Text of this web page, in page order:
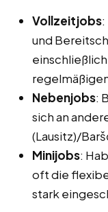
Vollzeitjobs
und
Nebenjobs:
sich an
(Lausitz)/
Minijobs:
oft die
stark